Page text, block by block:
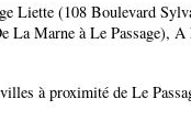
Liette (108 Boulevard
La Marne à Le Passage), A
à proximité de Le